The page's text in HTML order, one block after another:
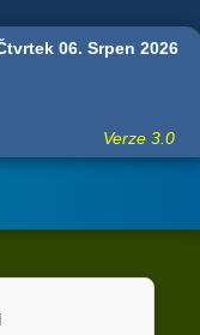
06. Srpen 2026
Verze 3.0